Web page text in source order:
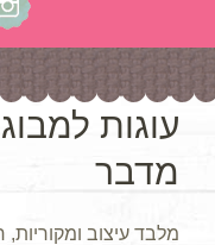
עוגות
מדבר
מלבד עיצוב